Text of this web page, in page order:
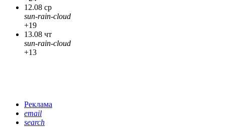
12.08 ср
sun-rain-cloud
+19
13.08 чт
sun-rain-cloud
+13
Реклама
email
search